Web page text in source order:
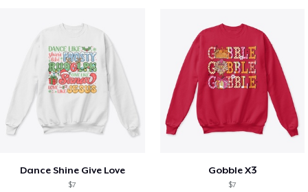
Dance Shine Give Love
$7
Gobble X3
$7